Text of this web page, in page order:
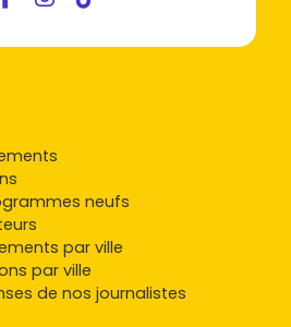
neufs
par ville
par ville
de nos journalistes